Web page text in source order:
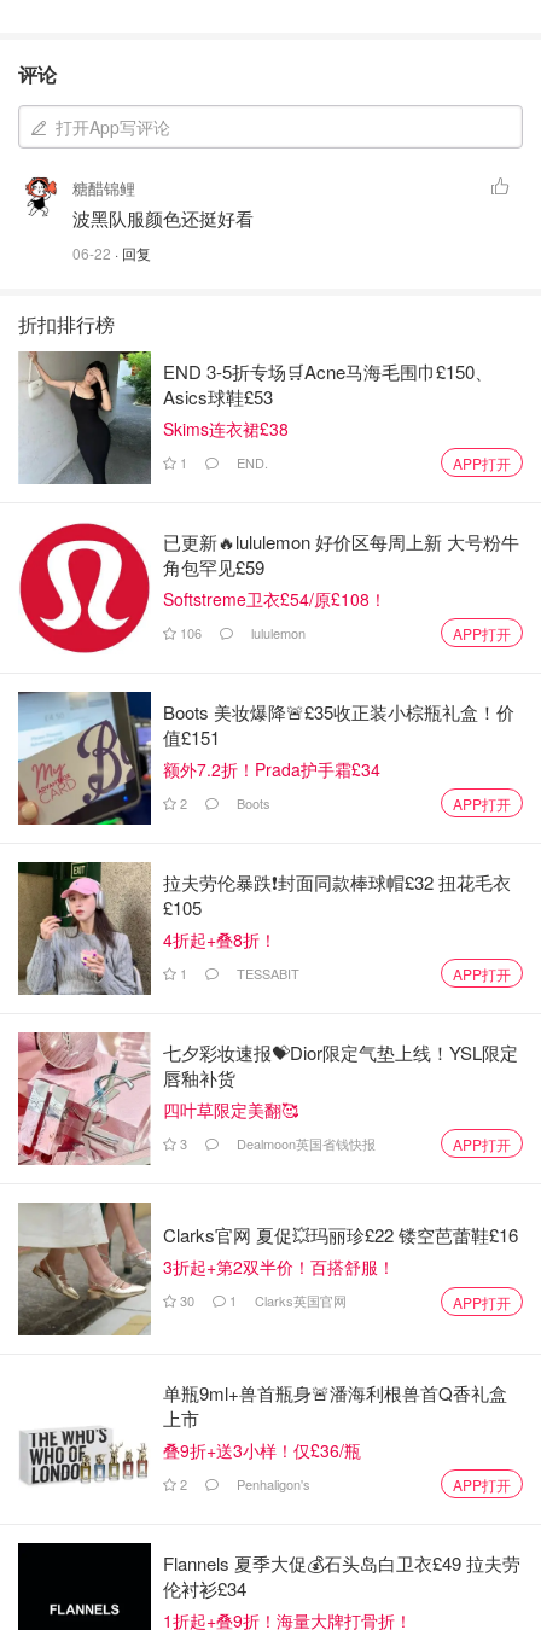
评论
打开App写评论
糖醋锦鲤
波黑队服颜色还挺好看
06-22 · 回复
折扣排行榜
END 3-5折专场🛒Acne马海毛围巾£150、
Asics球鞋£53
Skims连衣裙£38
1 END. APP打开
已更新🔥lululemon 好价区每周上新 大号粉牛
角包罕见£59
Softstreme卫衣£54/原£108！
106 lululemon APP打开
Boots 美妆爆降🚨£35收正装小棕瓶礼盒！价
值£151
额外7.2折！Prada护手霜£34
2 Boots APP打开
拉夫劳伦暴跌❗️封面同款棒球帽£32 扭花毛衣
£105
4折起+叠8折！
1 TESSABIT APP打开
七夕彩妆速报💝Dior限定气垫上线！YSL限定
唇釉补货
四叶草限定美翻🥰
3 Dealmoon英国省钱快报 APP打开
Clarks官网 夏促💥玛丽珍£22 镂空芭蕾鞋£16
3折起+第2双半价！百搭舒服！
30 1 Clarks英国官网 APP打开
单瓶9ml+兽首瓶身🚨潘海利根兽首Q香礼盒
上市
叠9折+送3小样！仅£36/瓶
2 Penhaligon's APP打开
Flannels 夏季大促💰石头岛白卫衣£49 拉夫劳
伦衬衫£34
1折起+叠9折！海量大牌打骨折！